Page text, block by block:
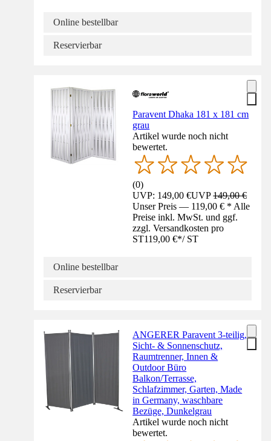
Online bestellbar
Reservierbar
Paravent Dhaka 181 x 181 cm
grau
Artikel wurde noch nicht
bewertet.
(0)
UVP: 149,00 €UVP149,00 €
Unser Preis — 119,00 € * Alle
Preise inkl. MwSt. und ggf.
zzgl. Versandkosten pro
ST119,00 €*/ ST
Online bestellbar
Reservierbar
ANGERER Paravent 3-teilig,
Sicht- & Sonnenschutz,
Raumtrenner, Innen &
Outdoor Büro
Balkon/Terrasse,
Schlafzimmer, Garten, Made
in Germany, waschbare
Bezüge, Dunkelgrau
Artikel wurde noch nicht
bewertet.